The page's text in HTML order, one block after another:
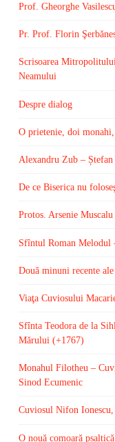
Prof. Gheorghe
Pr. Prof. Florin
Scrisoarea
Neamului
Despre dialog
O prietenie, doi
Alexandru Zub – Ștefan
De ce Biserica nu
Protos. Arsenie
Sfîntul Roman
Două minuni recente
Viaţa Cuviosului
Sfînta Teodora de la
Mărului (+1767)
Monahul Filotheu –
Sinod Ecumenic
Cuviosul Nifon
O nouă comoară